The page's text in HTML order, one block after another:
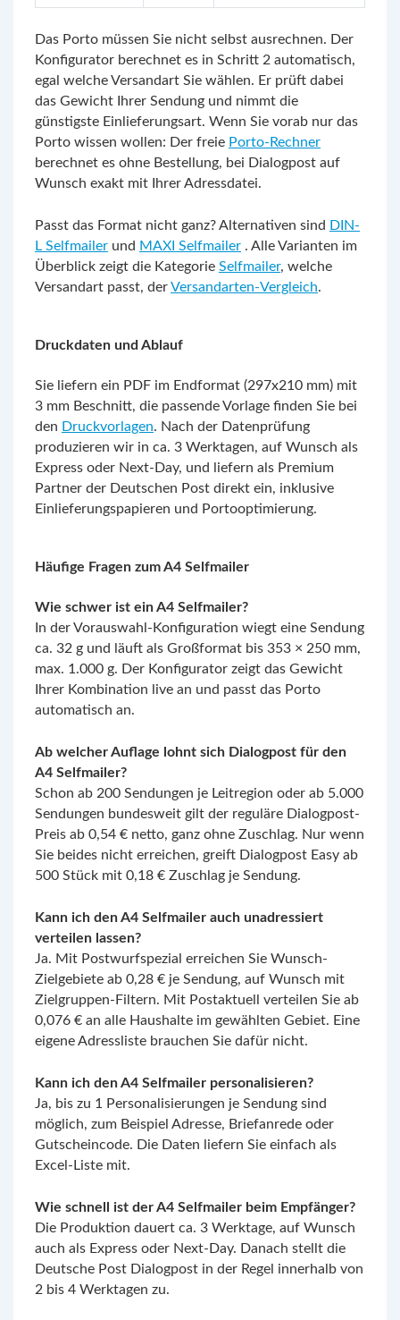
Das Porto müssen Sie nicht selbst ausrechnen. Der
Konfigurator berechnet es in Schritt 2 automatisch,
egal welche Versandart Sie wählen. Er prüft dabei
das Gewicht Ihrer Sendung und nimmt die
günstigste Einlieferungsart. Wenn Sie vorab nur das
Porto wissen wollen: Der freie Porto-Rechner
berechnet es ohne Bestellung, bei Dialogpost auf
Wunsch exakt mit Ihrer Adressdatei.
Passt das Format nicht ganz? Alternativen sind DIN-
L Selfmailer und MAXI Selfmailer . Alle Varianten im
Überblick zeigt die Kategorie Selfmailer, welche
Versandart passt, derVersandarten-Vergleich.
Druckdaten und Ablauf
Sie liefern ein PDF im Endformat (297x210 mm) mit
3 mm Beschnitt, die passende Vorlage finden Sie bei
den Druckvorlagen. Nach der Datenprüfung
produzieren wir in ca. 3 Werktagen, auf Wunsch als
Express oder Next-Day, und liefern als Premium
Partner der Deutschen Post direkt ein, inklusive
Einlieferungspapieren und Portooptimierung.
Häufige Fragen zum A4 Selfmailer
Wie schwer ist ein A4 Selfmailer?
In der Vorauswahl-Konfiguration wiegt eine Sendung
ca. 32 g und läuft als Großformat bis 353 × 250 mm,
max. 1.000 g. Der Konfigurator zeigt das Gewicht
Ihrer Kombination live an und passt das Porto
automatisch an.
Ab welcher Auflage lohnt sich Dialogpost für den
A4 Selfmailer?
Schon ab 200 Sendungen je Leitregion oder ab 5.000
Sendungen bundesweit gilt der reguläre Dialogpost-
Preis ab 0,54 € netto, ganz ohne Zuschlag. Nur wenn
Sie beides nicht erreichen, greift Dialogpost Easy ab
500 Stück mit 0,18 € Zuschlag je Sendung.
Kann ich den A4 Selfmailer auch unadressiert
verteilen lassen?
Ja. Mit Postwurfspezial erreichen Sie Wunsch-
Zielgebiete ab 0,28 € je Sendung, auf Wunsch mit
Zielgruppen-Filtern. Mit Postaktuell verteilen Sie ab
0,076 € an alle Haushalte im gewählten Gebiet. Eine
eigene Adressliste brauchen Sie dafür nicht.
Kann ich den A4 Selfmailer personalisieren?
Ja, bis zu 1 Personalisierungen je Sendung sind
möglich, zum Beispiel Adresse, Briefanrede oder
Gutscheincode. Die Daten liefern Sie einfach als
Excel-Liste mit.
Wie schnell ist der A4 Selfmailer beim Empfänger?
Die Produktion dauert ca. 3 Werktage, auf Wunsch
auch als Express oder Next-Day. Danach stellt die
Deutsche Post Dialogpost in der Regel innerhalb von
2 bis 4 Werktagen zu.